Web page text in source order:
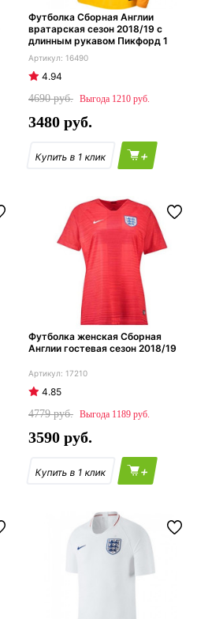
Футболка Сборная Англии
вратарская сезон 2018/19 с
длинным рукавом Пикфорд 1
16490
4.94
4690
1210
3480
+
Футболка женская Сборная
Англии гостевая сезон 2018/19
17210
4.85
4779
1189
3590
+